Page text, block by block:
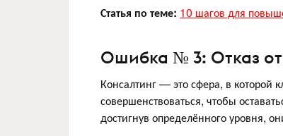
Статья по теме: 10 шагов для
Ошибка № 3: Отказ
Консалтинг — это сфера, в которой
совершенствоваться, чтобы
достигнув определённого уровня,